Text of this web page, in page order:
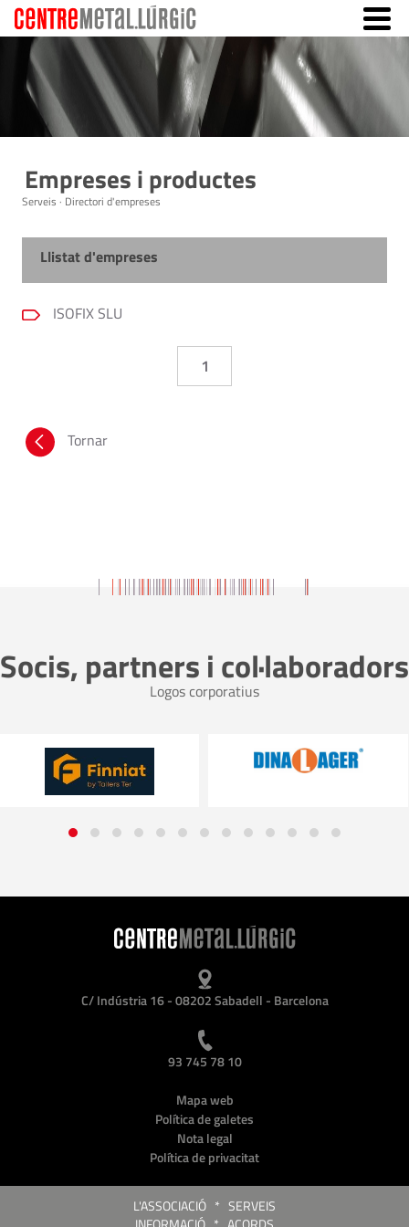
Empreses i productes
Serveis · Directori d'empreses
Llistat d'empreses
ISOFIX SLU
1
Tornar
Socis, partners i col·laboradors
Logos corporatius
C/ Indústria 16 - 08202 Sabadell - Barcelona
93 745 78 10
Mapa web
Política de galetes
Nota legal
Política de privacitat
L'ASSOCIACIÓ * SERVEIS